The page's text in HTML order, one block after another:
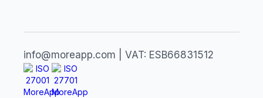
info@moreapp.com | VAT: ESB66831512